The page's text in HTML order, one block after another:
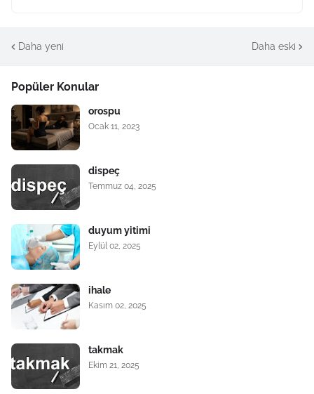
Daha yeni Daha eski
Popüler Konular
orospu
Ocak 11, 2023
dispeç
Temmuz 04, 2025
duyum yitimi
Eylül 02, 2025
ihale
Kasım 02, 2025
takmak
Ekim 21, 2025